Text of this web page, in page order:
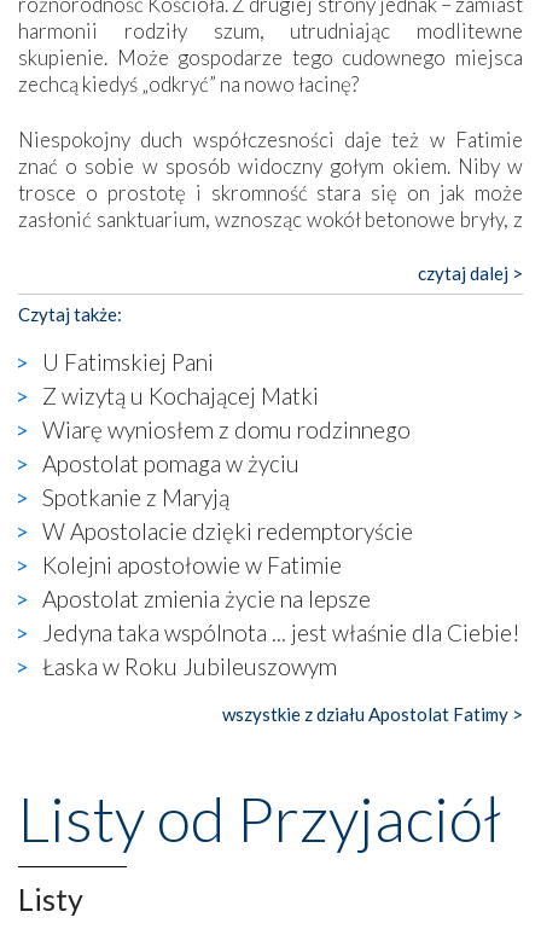
harmonii rodziły szum, utrudniając modlitewne
skupienie. Może gospodarze tego cudownego miejsca
zechcą kiedyś „odkryć” na nowo łacinę?
Niespokojny duch współczesności daje też w Fatimie
znać o sobie w sposób widoczny gołym okiem. Niby w
trosce o prostotę i skromność stara się on jak może
zasłonić sanktuarium, wznosząc wokół betonowe bryły, z
katolickiego kultu. Tylko co wspólnego z żywą,
autentyczną wiarą mogą mieć płaskie, szare bunkry albo
kaplice, w których Tabernakulum przypomina bardziej
skrzynkę na narzędzia? Albo co powiedzieć o ustawionym
tuż przy nowej bazylice wielkim krzyżu, na którym
zamiast Chrystusa umieszczono dziwaczną postać jakby
wyjętą ze starożytnych hieroglifów? W kulturowym
kontekście naszych czasów to raczej karykatura niż godny
wizerunek Zbawiciela…
Zatem nawet w bezpośrednim otoczeniu sanktuarium
naocznie przekonaliśmy się, że wewnątrz Kościoła toczy
się ogromna walka o kształt katolicyzmu i o serca
wierzących. Do czego to zmaganie może prowadzić,
widzieliśmy w urokliwym, niewielkim mieście Obidos,
gdzie w miejscu dawnego kościoła działa dzisiaj…
księgarnia.
Nasze pielgrzymkowe wyprawy, których celem były
wznoszono na chwałę Bożą, na przykład – w podzięce za
Opatrznościową pomoc w wygranej bitwie o
niepodległość kraju. Zachwyt budziła potężna, a zarazem
misterna architektura tych monumentalnych dzieł,
wspaniałe zdobienia, dbałość ich twórców o detale,
czytaj dalej >
Czytaj także:
U Fatimskiej Pani
Z wizytą u Kochającej Matki
Wiarę wyniosłem z domu rodzinnego
Apostolat pomaga w życiu
Spotkanie z Maryją
W Apostolacie dzięki redemptoryście
Kolejni apostołowie w Fatimie
Apostolat zmienia życie na lepsze
Jedyna taka wspólnota ... jest właśnie dla Ciebie!
Łaska w Roku Jubileuszowym
wszystkie z działu Apostolat Fatimy >
Listy od Przyjaciół
Listy